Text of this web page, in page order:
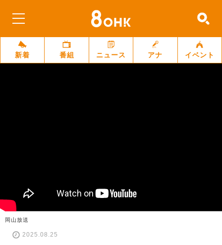
新着 番組 ニュース アナ イベント
岡山放送
2025.08.25